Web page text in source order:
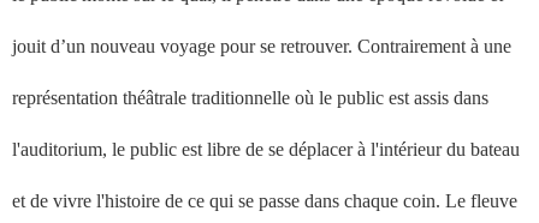
jouit d’un nouveau voyage pour se retrouver. Contrairement à une
représentation théâtrale traditionnelle où le public est assis dans
l'auditorium, le public est libre de se déplacer à l'intérieur du bateau
et de vivre l'histoire de ce qui se passe dans chaque coin. Le fleuve